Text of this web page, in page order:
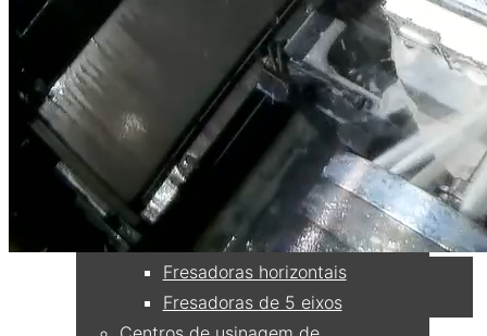
Configuração
Rede & Gravação
Acessórios e Peças de Reposição
Aplicações
Fresadoras
Fresadoras horizontais
Fresadoras de 5 eixos